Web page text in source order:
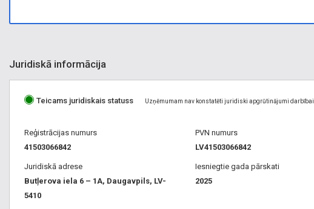
Juridiskā informācija
Teicams juridiskais statuss Uzņēmumam nav konstatēti juridiski apgrūtinājumi darbībai.
Reģistrācijas numurs
41503066842
PVN numurs
LV41503066842
Juridiskā adrese
Butļerova iela 6 – 1A, Daugavpils, LV-
5410
Iesniegtie gada pārskati
2025